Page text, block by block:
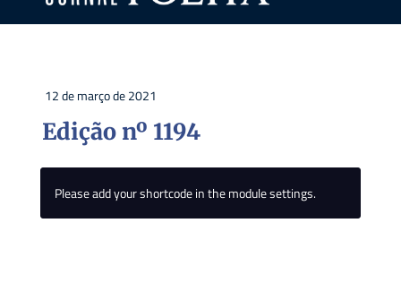
12 de março de 2021
Edição nº 1194
Please add your shortcode in the module settings.